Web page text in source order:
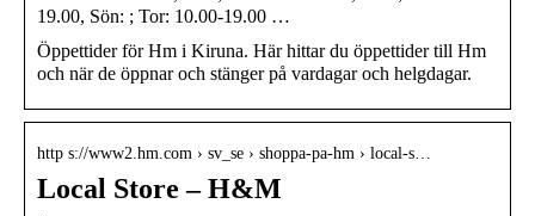
19.00, Sön: ; Tor: 10.00-19.00 …
Öppettider för Hm i Kiruna. Här hittar du öppettider till Hm
och när de öppnar och stänger på vardagar och helgdagar.
http s://www2.hm.com › sv_se › shoppa-pa-hm › local-s…
Local Store – H&M